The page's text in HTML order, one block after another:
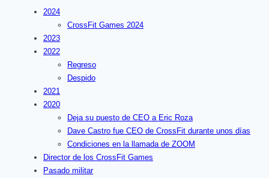
2024
CrossFit Games 2024
2023
2022
Regreso
Despido
2021
2020
Deja su puesto de CEO a Eric Roza
Dave Castro fue CEO de CrossFit durante unos días
Condiciones en la llamada de ZOOM
Director de los CrossFit Games
Pasado militar